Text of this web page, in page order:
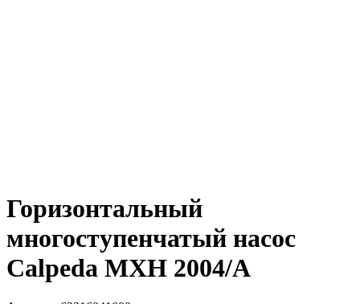
Горизонтальный
многоступенчатый насос
Calpeda MXH 2004/A